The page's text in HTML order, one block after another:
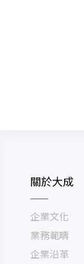
關於大成
企業文化
業務範疇
企業沿革